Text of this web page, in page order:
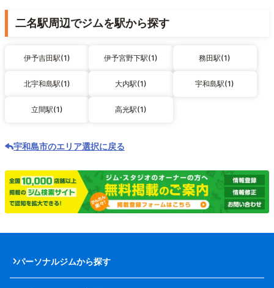
二名駅周辺でジムを駅から探す
伊予吉田駅(1) 伊予宮野下駅(1) 務田駅(1)
北宇和島駅(1) 大内駅(1) 宇和島駅(1)
立間駅(1) 高光駅(1)
宇和島市のエリア選択に戻る
パーソナルジムから探す